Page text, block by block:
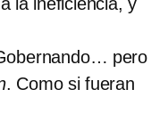
pero
. Como si fueran